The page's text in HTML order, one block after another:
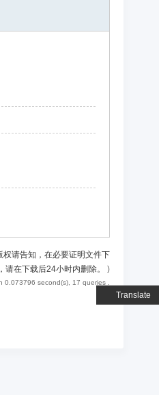
Translate
请告知，在必要证明文件下
在下载后24小时内删除。
)
0.073796 second(s), 17 queries .